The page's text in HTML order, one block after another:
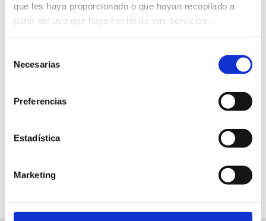
que les haya proporcionado o que hayan recopilado a
partir del uso que haya hecho de sus servicios.
Necesarias
Preferencias
Estadística
Marketing
Free